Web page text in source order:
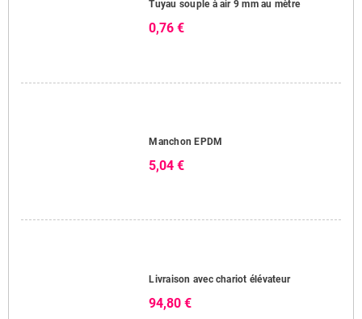
Tuyau souple à air 9 mm au mètre
0,76 €
Manchon EPDM
5,04 €
Livraison avec chariot élévateur
94,80 €